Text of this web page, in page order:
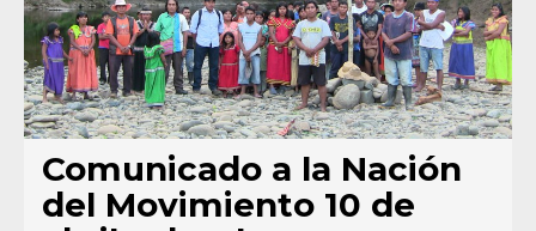
Comunicado a la Nación
del Movimiento 10 de